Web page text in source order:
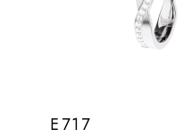
E717